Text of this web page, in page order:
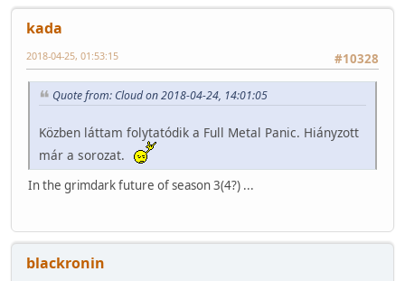
kada
#10328
2018-04-25, 01:53:15
Quote from: Cloud on 2018-04-24, 14:01:05
Közben láttam folytatódik a Full Metal Panic. Hiányzott
már a sorozat.
In the grimdark future of season 3(4?) ...
blackronin